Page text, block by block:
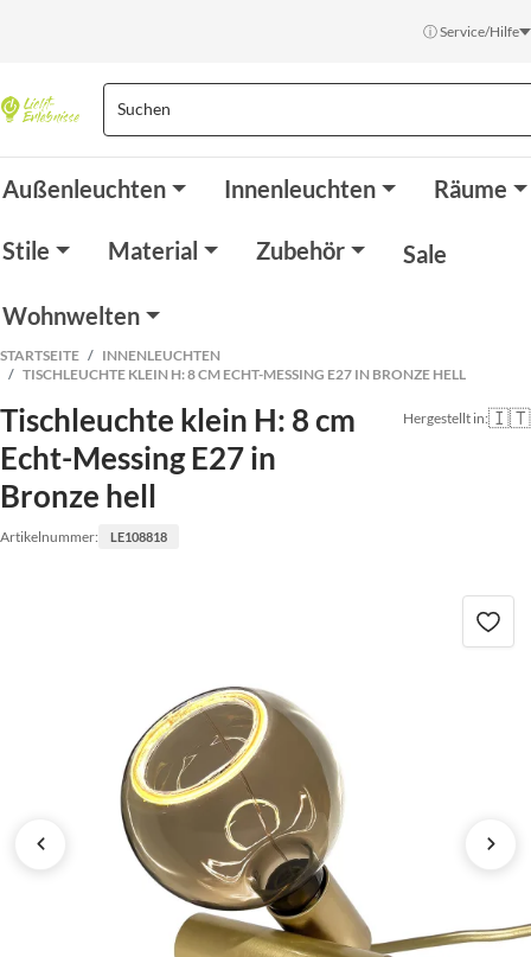
ⓘ Service/Hilfe
Außenleuchten Innenleuchten Räume
Stile Material Zubehör Sale
Wohnwelten
STARTSEITE
INNENLEUCHTEN
TISCHLEUCHTE KLEIN H: 8 CM ECHT-MESSING E27 IN BRONZE HELL
Tischleuchte klein H: 8 cm
Echt-Messing E27 in
Bronze hell
Artikelnummer: LE108818
Hergestellt in:🇮🇹